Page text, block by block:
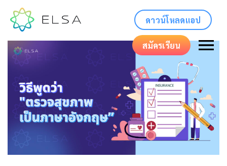
ดาวน์โหลดแอป
สมัครเรียน